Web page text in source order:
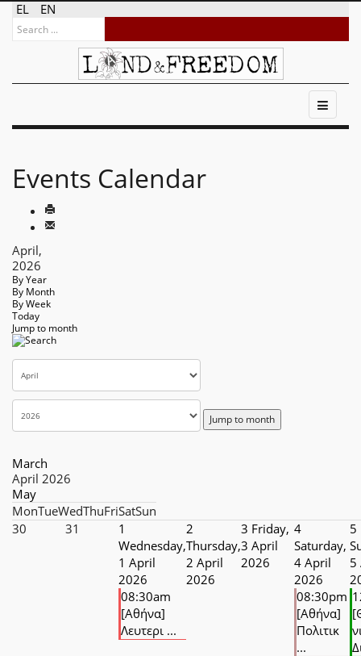
EL EN
Events Calendar
April,
2026
By Year
By Month
By Week
Today
Jump to month
Jump to month
March
April 2026
May
MonTueWedThuFriSatSun
30
31
1
Wednesday,
1 April
2026
08:30am
[Αθήνα]
Λευτερι ...
2
Thursday,
2 April
2026
3 Friday,
3 April
2026
4
Saturday,
4 April
2026
08:30pm
[Αθήνα]
Πολιτικ
...
5
5